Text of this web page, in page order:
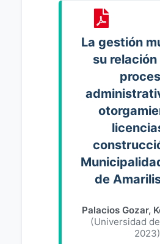
La gestión
su
de
Palacios Gozar,
(Universidad
2023)